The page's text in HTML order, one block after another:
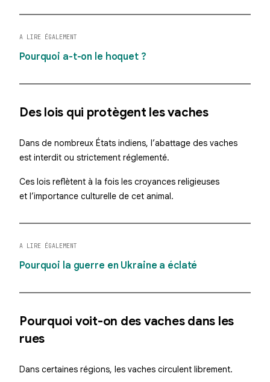
A LIRE ÉGALEMENT
Pourquoi a-t-on le hoquet ?
Des lois qui protègent les vaches
Dans de nombreux États indiens, l’abattage des vaches
est interdit ou strictement réglementé.
Ces lois reflètent à la fois les croyances religieuses
et l’importance culturelle de cet animal.
A LIRE ÉGALEMENT
Pourquoi la guerre en Ukraine a éclaté
Pourquoi voit-on des vaches dans les
rues
Dans certaines régions, les vaches circulent librement.